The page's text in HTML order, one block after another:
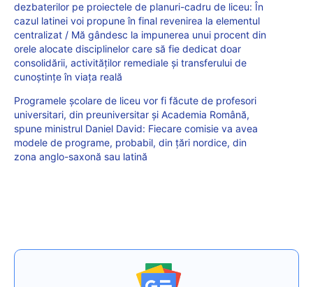
dezbaterilor pe proiectele de planuri-cadru de liceu: În
cazul latinei voi propune în final revenirea la elementul
centralizat / Mă gândesc la impunerea unui procent din
orele alocate disciplinelor care să fie dedicat doar
consolidării, activităților remediale și transferului de
cunoștințe în viața reală
Programele școlare de liceu vor fi făcute de profesori
universitari, din preuniversitar și Academia Română,
spune ministrul Daniel David: Fiecare comisie va avea
modele de programe, probabil, din țări nordice, din
zona anglo-saxonă sau latină